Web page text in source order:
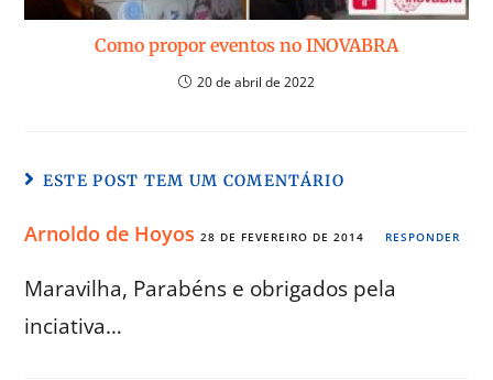
Como propor eventos no INOVABRA
20 de abril de 2022
ESTE POST TEM UM COMENTÁRIO
Arnoldo de Hoyos 28 DE FEVEREIRO DE 2014 RESPONDER
Maravilha, Parabéns e obrigados pela
inciativa…